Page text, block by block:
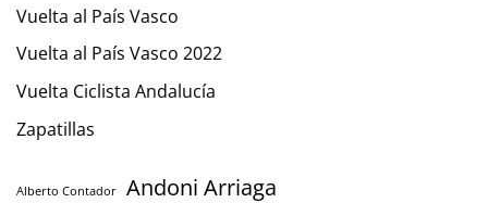
Vuelta al País Vasco
Vuelta al País Vasco 2022
Vuelta Ciclista Andalucía
Zapatillas
Alberto Contador Andoni Arriaga